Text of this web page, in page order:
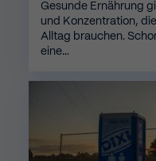
Gesunde Ernährung
und Konzentration,
Alltag brauchen.
eine…